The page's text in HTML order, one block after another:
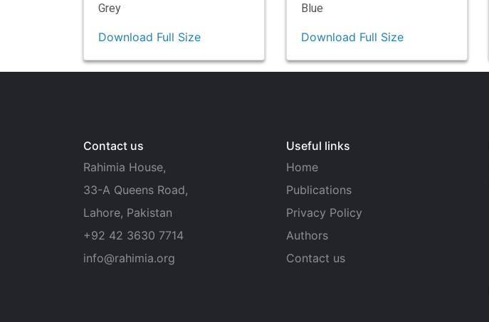
Grey
Download Full Size
Blue
Download Full Size
Contact us
Rahimia House,
33-A Queens Road,
Lahore, Pakistan
+92 42 3630 7714
info@rahimia.org
Useful links
Home
Publications
Privacy Policy
Authors
Contact us